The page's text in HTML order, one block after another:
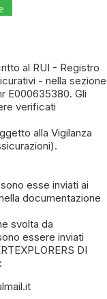
al RUI - Registro
- nella sezione
E000635380. Gli
verificati
alla Vigilanza
esse inviati ai
documentazione
svolta da
essere inviati
DI